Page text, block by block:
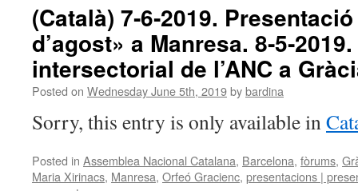
(Català) 7‑6‑2019.
d’agost» a Manresa.
intersectorial de l’ANC a
Posted on Wednesday June 5th, 2019bybardina
Sorry, this entry is only available in
Posted in Assemblea Nacional Catalana, Barcelona, fòrums,
Maria Xirinacs, Manresa, Orfeó Gracienc, presentacions |